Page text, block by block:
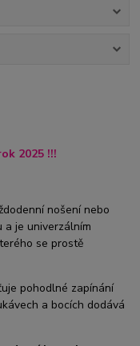
2025 !!!
nošení nebo
a je univerzálním
se prostě
pohodlné zapínání
a bocích dodává